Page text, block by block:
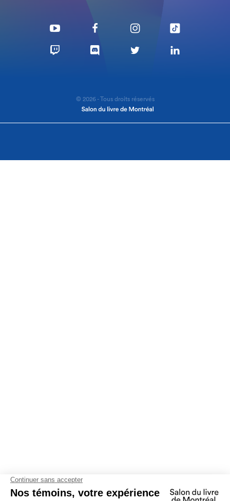
© 2026 - Tous droits réservés